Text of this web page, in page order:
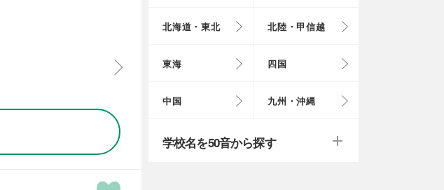
北海道・東北 北陸・甲信越
東海 四国
中国 九州・沖縄
学校名を50音から探す